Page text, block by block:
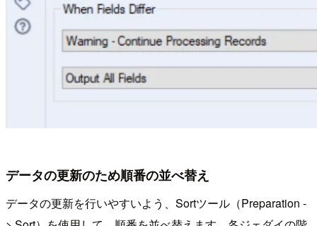
データの更新のため順番の並べ替え
データの更新を行いやすいよう、Sortツール（Preparation -